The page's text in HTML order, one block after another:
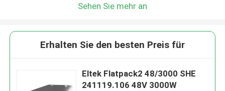
Sehen Sie mehr an
Erhalten Sie den besten Preis für
Eltek Flatpack2 48/3000 SHE
241119.106 48V 3000W